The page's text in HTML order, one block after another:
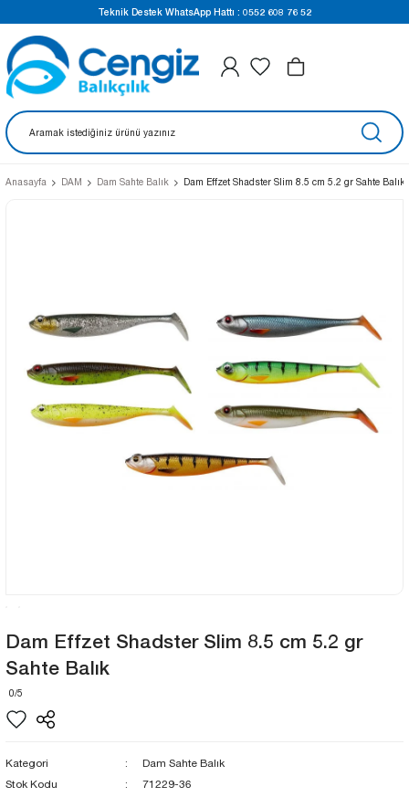
Teknik Destek WhatsApp Hattı : 0552 608 76 52
Anasayfa DAM Dam Sahte Balık Dam Effzet Shadster Slim 8.5 cm 5.2 gr Sahte Balık
Dam Effzet Shadster Slim 8.5 cm 5.2 gr
Sahte Balık
0/5
Kategori
Dam Sahte Balık
Stok Kodu
71229-36